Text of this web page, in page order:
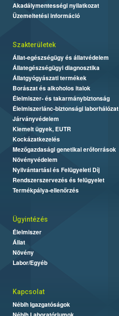
Akadálymentességi nyilatkozat
Üzemeltetési információ
Szakterületek
Állat-egészségügy és állatvédelem
Állategészségügyi diagnosztika
Állatgyógyászati termékek
Borászat és alkoholos italok
Élelmiszer- és takarmánybiztonság
Élelmiszerlánc-biztonsági laborhálózat
Járványvédelem
Kiemelt ügyek, EUTR
Kockázatkezelés
Mezőgazdasági genetikai erőforrások
Növényvédelem
Nyilvántartási és Felügyeleti Díj
Rendszerszervezés és felügyelet
Termékpálya-ellenőrzés
Ügyintézés
Élelmiszer
Állat
Növény
Labor/Egyéb
Kapcsolat
Nébih Igazgatóságok